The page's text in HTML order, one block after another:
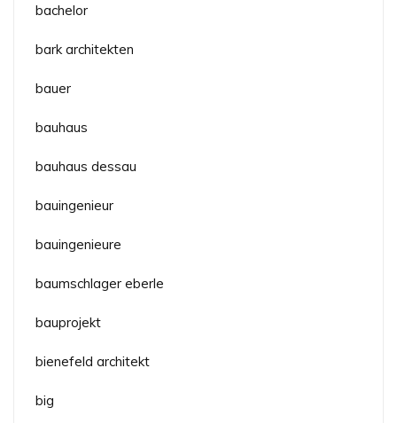
bachelor
bark architekten
bauer
bauhaus
bauhaus dessau
bauingenieur
bauingenieure
baumschlager eberle
bauprojekt
bienefeld architekt
big